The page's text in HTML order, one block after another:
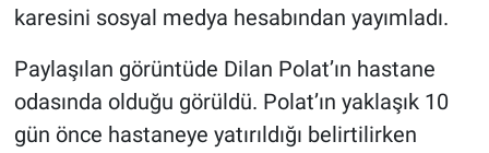
karesini sosyal medya hesabından yayımladı.
Paylaşılan görüntüde Dilan Polat’ın hastane
odasında olduğu görüldü. Polat’ın yaklaşık 10
gün önce hastaneye yatırıldığı belirtilirken